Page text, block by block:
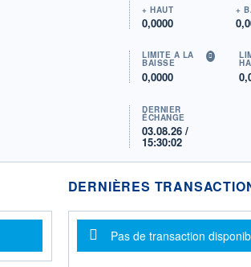
+ HAUT
0,0000
+
LIMITE À LA
BAISSE
0,0000
DERNIER
ÉCHANGE
03.08.26 /
15:30:02
DERNIÈRES
Message d'information
Pas de transaction